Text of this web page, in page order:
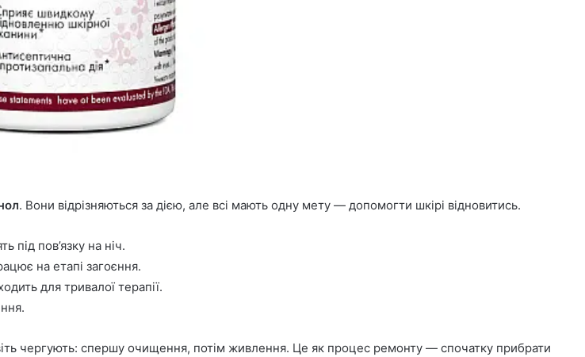
. Вони відрізняються за дією, але всі мають одну мету — допомогти шкірі відновитись.
під пов’язку на ніч.
на етапі загоєння.
для тривалої терапії.
чергують: спершу очищення, потім живлення. Це як процес ремонту — спочатку прибрати